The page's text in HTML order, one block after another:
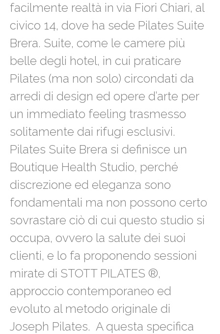
facilmente realtà in via Fiori Chiari, al
civico 14, dove ha sede Pilates Suite
Brera. Suite, come le camere più
belle degli hotel, in cui praticare
Pilates (ma non solo) circondati da
arredi di design ed opere d’arte per
un immediato feeling trasmesso
solitamente dai rifugi esclusivi.
Pilates Suite Brera si definisce un
Boutique Health Studio, perché
discrezione ed eleganza sono
fondamentali ma non possono certo
sovrastare ciò di cui questo studio si
occupa, ovvero la salute dei suoi
clienti, e lo fa proponendo sessioni
mirate di STOTT PILATES ®,
approccio contemporaneo ed
evoluto al metodo originale di
Joseph Pilates. A questa specifica